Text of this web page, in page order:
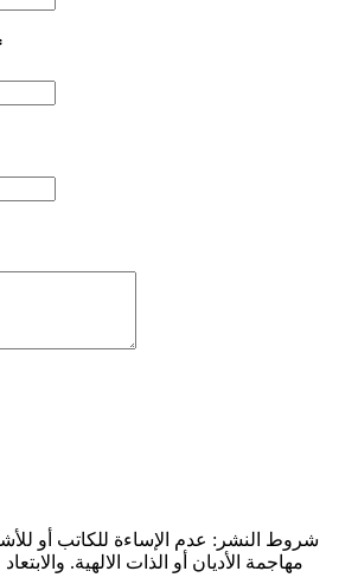
شروط النشر: عدم الإساءة للكاتب أو
مهاجمة الأديان أو الذات الالهية.